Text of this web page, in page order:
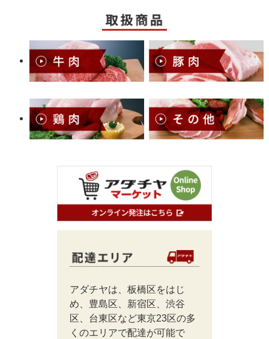
アダチヤは、板橋区をはじ
め、豊島区、新宿区、渋谷
区、台東区など東京23区の多
くのエリアで配達が可能で